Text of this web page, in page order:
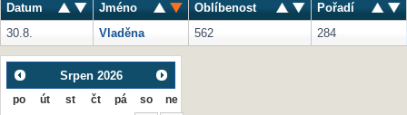
Datum Jméno Oblíbenost
Pořadí
30.8.
Vladěna 562 284
Srpen 2026
po út st čt pá so ne